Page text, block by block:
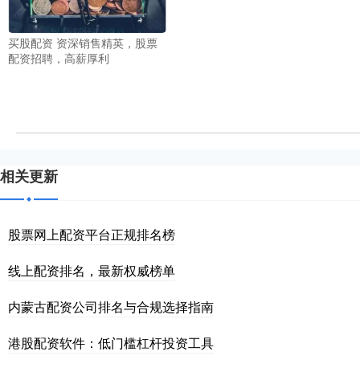
买股配资 资深销售精英，股票
配资招聘，高薪厚利
相关更新
股票网上配资平台正规排名榜
线上配资排名，最新权威榜单
内蒙古配资公司排名与合规选择指南
港股配资软件：低门槛杠杆投资工具